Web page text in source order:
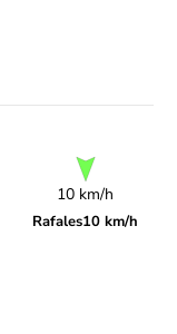
10 km/h
Rafales10 km/h